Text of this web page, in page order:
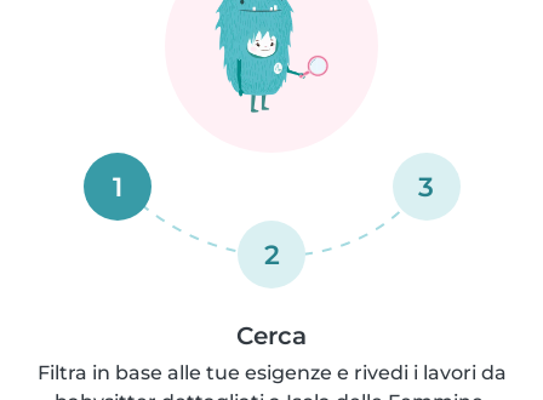
1
2
3
Cerca
Filtra in base alle tue esigenze e rivedi i lavori da